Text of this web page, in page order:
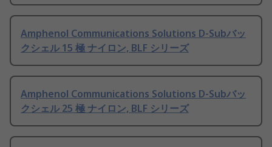
Amphenol Communications Solutions D-Subバッ
クシェル 15 極 ナイロン, BLF シリーズ
Amphenol Communications Solutions D-Subバッ
クシェル 25 極 ナイロン, BLF シリーズ